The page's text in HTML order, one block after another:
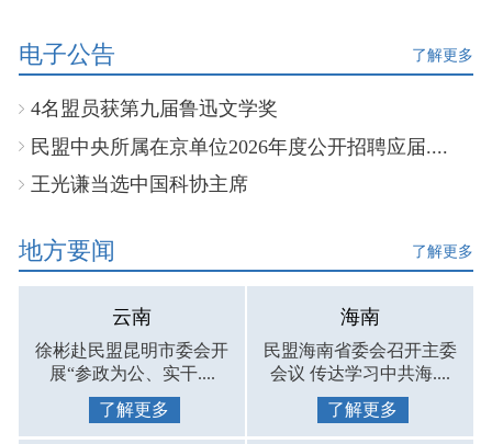
电子公告 了解更多
4名盟员获第九届鲁迅文学奖
民盟中央所属在京单位2026年度公开招聘应届....
王光谦当选中国科协主席
地方要闻 了解更多
云南
徐彬赴民盟昆明市委会开
展“参政为公、实干....
了解更多
海南
民盟海南省委会召开主委
会议 传达学习中共海....
了解更多